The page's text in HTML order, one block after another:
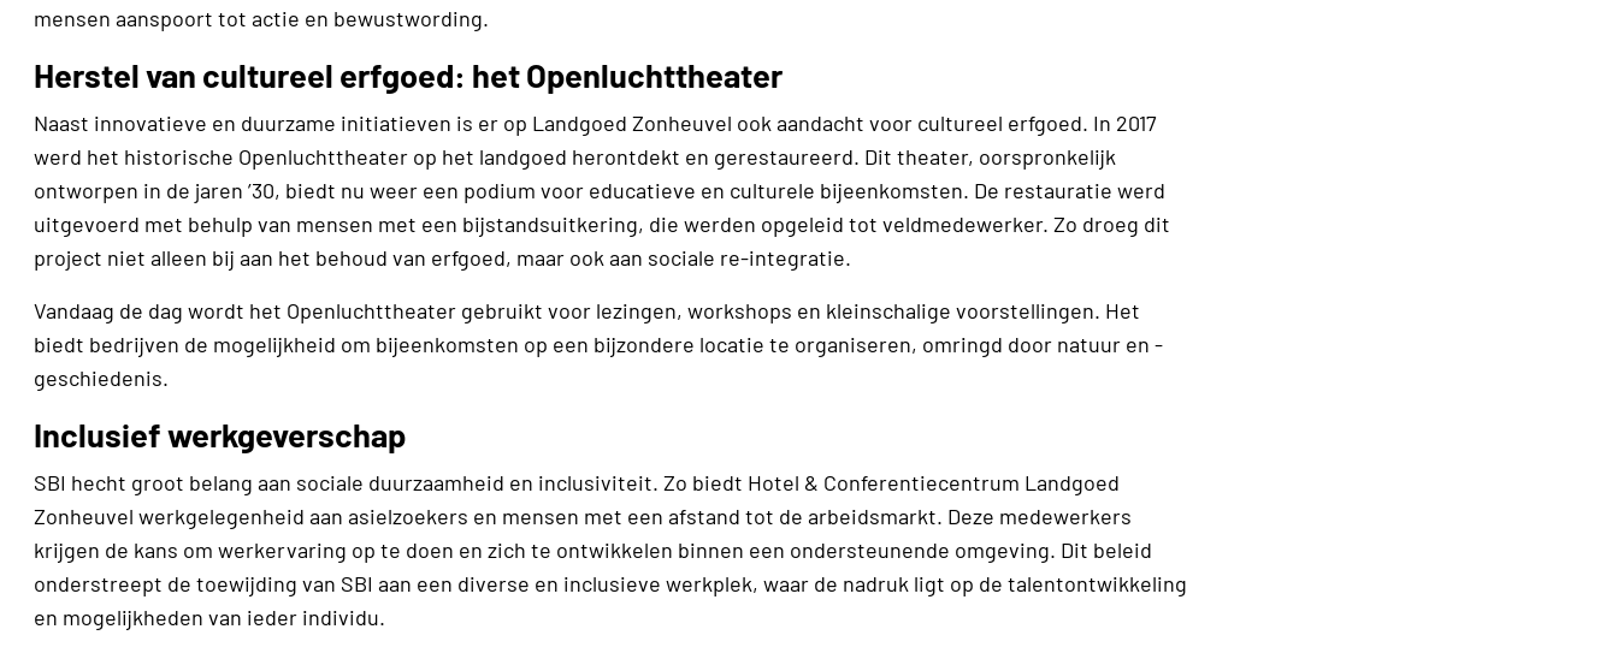
mensen ­aanspoort tot actie en bewustwording.
Herstel van cultureel erfgoed: het Openluchttheater
Naast innovatieve en duurzame initiatieven is er op Landgoed Zonheuvel ook aandacht voor cultureel erfgoed. In 2017
werd het historische Openluchttheater op het landgoed herontdekt en gerestaureerd. Dit theater, oorspronkelijk
ontworpen in de jaren ’30, biedt nu weer een podium voor educatieve en culturele ­bijeenkomsten. De restauratie werd
uitgevoerd met behulp van mensen met een bijstandsuitkering, die werden opgeleid tot ­veldmedewerker. Zo droeg dit
project niet alleen bij aan het behoud van erfgoed, maar ook aan sociale re-integratie.
Vandaag de dag wordt het Openluchttheater gebruikt voor lezingen, workshops en kleinschalige voorstellingen. Het
biedt bedrijven de mogelijkheid om bijeenkomsten op een ­bijzondere locatie te organiseren, omringd door natuur en ­
geschiedenis.
Inclusief werkgeverschap
SBI hecht groot belang aan sociale duurzaamheid en inclu­si­viteit. Zo biedt Hotel & Conferentiecentrum Landgoed
Zonheuvel werkgelegenheid aan asielzoekers en mensen met een afstand tot de arbeidsmarkt. Deze medewerkers
krijgen de kans om werkervaring op te doen en zich te ­ontwikkelen binnen een ondersteunende omgeving. Dit beleid
onderstreept de toewijding van SBI aan een diverse en inclusieve werkplek, waar de nadruk ligt op de talent­ontwikkeling
en mogelijkheden van ieder individu.